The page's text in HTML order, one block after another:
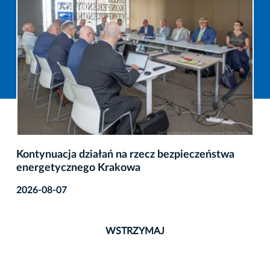
Kontynuacja działań na rzecz bezpieczeństwa
energetycznego Krakowa
2026-08-07
WSTRZYMAJ